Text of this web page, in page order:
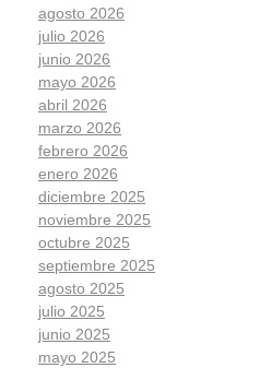
agosto 2026
julio 2026
junio 2026
mayo 2026
abril 2026
marzo 2026
febrero 2026
enero 2026
diciembre 2025
noviembre 2025
octubre 2025
septiembre 2025
agosto 2025
julio 2025
junio 2025
mayo 2025